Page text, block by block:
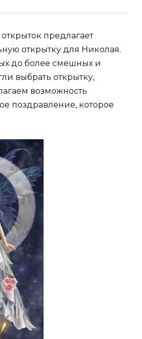
предлагает
открытку для Николая.
до более смешных и
выбрать открытку,
возможность
поздравление, которое